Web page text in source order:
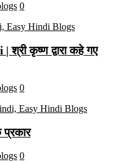
0
कृष्ण द्वारा कहे गए
0
0